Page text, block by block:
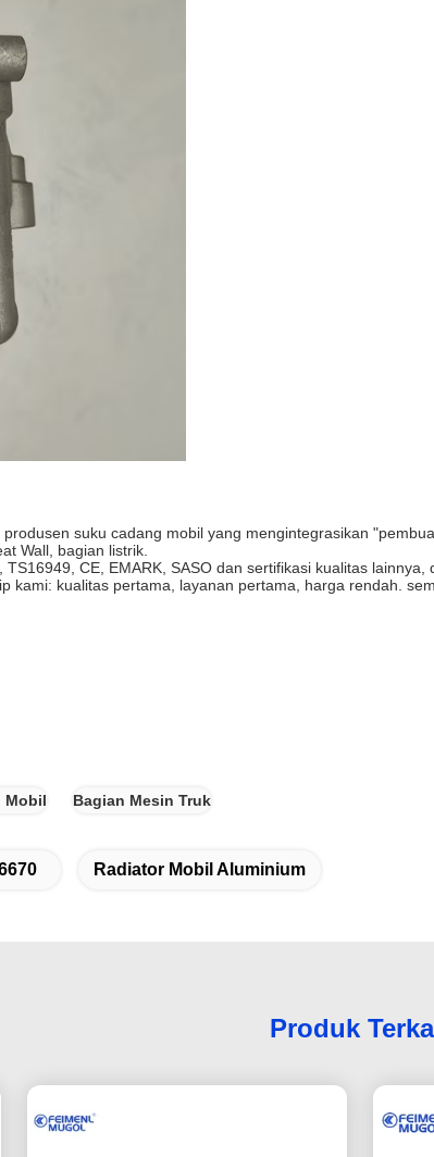
suku cadang mobil yang mengintegrasikan
Wall, bagian listrik.
CE, EMARK, SASO dan sertifikasi kualitas
kami: kualitas pertama, layanan pertama, harga rendah.
Mobil Bagian Mesin Truk
Radiator Mobil Aluminium
Produk